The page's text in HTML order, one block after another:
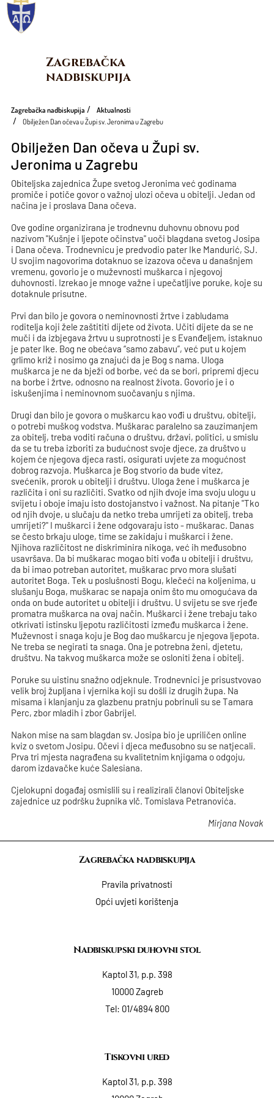
Zagrebačka
nadbiskupija
Zagrebačka nadbiskupija
Aktualnosti
Obilježen Dan očeva u Župi sv. Jeronima u Zagrebu
Obilježen Dan očeva u Župi sv.
Jeronima u Zagrebu
Obiteljska zajednica Župe svetog Jeronima već godinama
promiče i potiče govor o važnoj ulozi očeva u obitelji. Jedan od
načina je i proslava Dana očeva.
Ove godine organizirana je trodnevnu duhovnu obnovu pod
nazivom "Kušnje i ljepote očinstva" uoči blagdana svetog Josipa
i Dana očeva. Trodnevnicu je predvodio pater Ike Mandurić, SJ.
U svojim nagovorima dotaknuo se izazova očeva u današnjem
vremenu, govorio je o muževnosti muškarca i njegovoj
duhovnosti. Izrekao je mnoge važne i upečatljive poruke, koje su
dotaknule prisutne.
Prvi dan bilo je govora o neminovnosti žrtve i zabludama
roditelja koji žele zaštititi dijete od života. Učiti dijete da se ne
muči i da izbjegava žrtvu u suprotnosti je s Evanđeljem, istaknuo
je pater Ike. Bog ne obećava “samo zabavu”, već put u kojem
grlimo križ i nosimo ga znajući da je Bog s nama. Uloga
muškarca je ne da bježi od borbe, već da se bori, pripremi djecu
na borbe i žrtve, odnosno na realnost života. Govorio je i o
iskušenjima i neminovnom suočavanju s njima.
Drugi dan bilo je govora o muškarcu kao vođi u društvu, obitelji,
o potrebi muškog vodstva. Muškarac paralelno sa zauzimanjem
za obitelj, treba voditi računa o društvu, državi, politici, u smislu
da se tu treba izboriti za budućnost svoje djece, za društvo u
kojem će njegova djeca rasti, osigurati uvjete za mogućnost
dobrog razvoja. Muškarca je Bog stvorio da bude vitez,
svećenik, prorok u obitelji i društvu. Uloga žene i muškarca je
različita i oni su različiti. Svatko od njih dvoje ima svoju ulogu u
svijetu i oboje imaju isto dostojanstvo i važnost. Na pitanje "Tko
od njih dvoje, u slučaju da netko treba umrijeti za obitelj, treba
umrijeti?" I muškarci i žene odgovaraju isto - muškarac. Danas
se često brkaju uloge, time se zakidaju i muškarci i žene.
Njihova različitost ne diskriminira nikoga, već ih međusobno
usavršava. Da bi muškarac mogao biti vođa u obitelji i društvu,
da bi imao potreban autoritet, muškarac prvo mora slušati
autoritet Boga. Tek u poslušnosti Bogu, klečeći na koljenima, u
slušanju Boga, muškarac se napaja onim što mu omogućava da
onda on bude autoritet u obitelji i društvu. U svijetu se sve rjeđe
promatra muškarca na ovaj način. Muškarci i žene trebaju tako
otkrivati istinsku ljepotu različitosti između muškarca i žene.
Muževnost i snaga koju je Bog dao muškarcu je njegova ljepota.
Ne treba se negirati ta snaga. Ona je potrebna ženi, djetetu,
društvu. Na takvog muškarca može se osloniti žena i obitelj.
Poruke su uistinu snažno odjeknule. Trodnevnici je prisustvovao
velik broj župljana i vjernika koji su došli iz drugih župa. Na
misama i klanjanju za glazbenu pratnju pobrinuli su se Tamara
Perc, zbor mladih i zbor Gabrijel.
Nakon mise na sam blagdan sv. Josipa bio je upriličen online
kviz o svetom Josipu. Očevi i djeca međusobno su se natjecali.
Prva tri mjesta nagrađena su kvalitetnim knjigama o odgoju,
darom izdavačke kuće Salesiana.
Cjelokupni događaj osmislili su i realizirali članovi Obiteljske
zajednice uz podršku župnika vlč. Tomislava Petranovića.
Mirjana Novak
Zagrebačka nadbiskupija
Pravila privatnosti
Opći uvjeti korištenja
Nadbiskupski duhovni stol
Kaptol 31, p.p. 398
10000 Zagreb
Tel: 01/4894 800
Tiskovni ured
Kaptol 31, p.p. 398